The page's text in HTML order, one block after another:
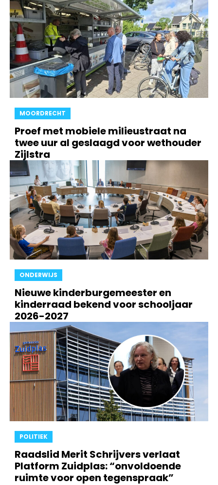
MOORDRECHT
Proef met mobiele milieustraat na
twee uur al geslaagd voor wethouder
Zijlstra
ONDERWIJS
Nieuwe kinderburgemeester en
kinderraad bekend voor schooljaar
2026-2027
POLITIEK
Raadslid Merit Schrijvers verlaat
Platform Zuidplas: “onvoldoende
ruimte voor open tegenspraak”